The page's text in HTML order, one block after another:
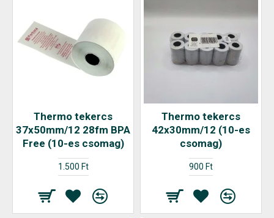
Thermo tekercs
37x50mm/12 28fm BPA
Free (10-es csomag)
1.500 Ft
Thermo tekercs
42x30mm/12 (10-es
csomag)
900 Ft